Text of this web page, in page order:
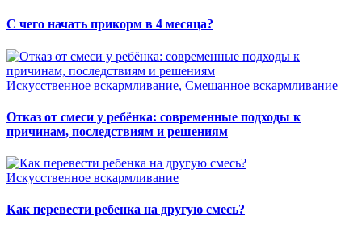
С чего начать прикорм в 4 месяца?
Искусственное вскармливание, Смешанное вскармливание
Отказ от смеси у ребёнка: современные подходы к
причинам, последствиям и решениям
Искусственное вскармливание
Как перевести ребенка на другую смесь?